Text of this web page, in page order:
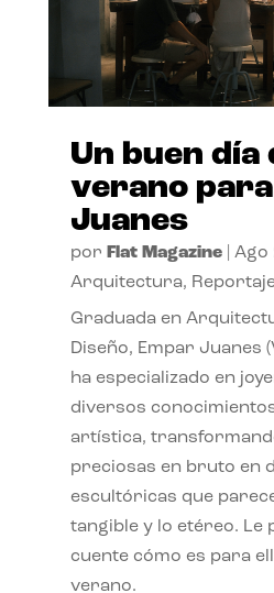
Un buen día
verano
Juanes
por Flat Magazine| Ago
Arquitectura,
Graduada en
Diseño, Empar Juanes
ha especializado en
diversos
artística,
preciosas en bruto en
escultóricas que
tangible y lo etéreo. Le
cuente cómo es para
verano.